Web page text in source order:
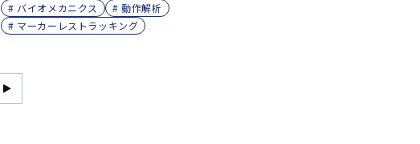
# バイオメカニクス
# 動作解析
# マーカーレストラッキング